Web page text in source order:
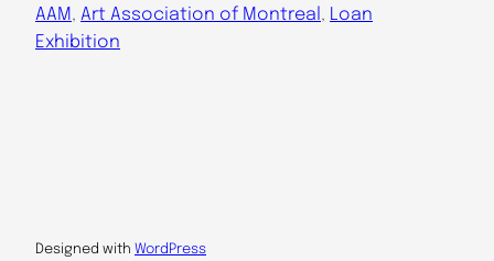
AAM, Art Association of Montreal, Loan
Exhibition
Designed with WordPress